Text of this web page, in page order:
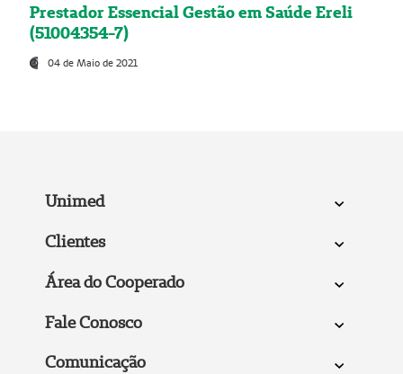
Prestador Essencial Gestão em Saúde Ereli
(51004354-7)
04 de Maio de 2021
Unimed
Clientes
Área do Cooperado
Fale Conosco
Comunicação